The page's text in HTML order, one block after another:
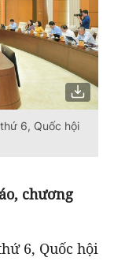
6, Quốc hội
chương
6, Quốc hội